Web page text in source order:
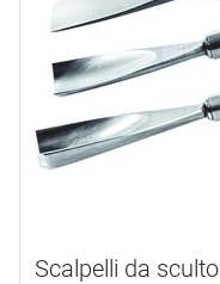
Scalpelli da